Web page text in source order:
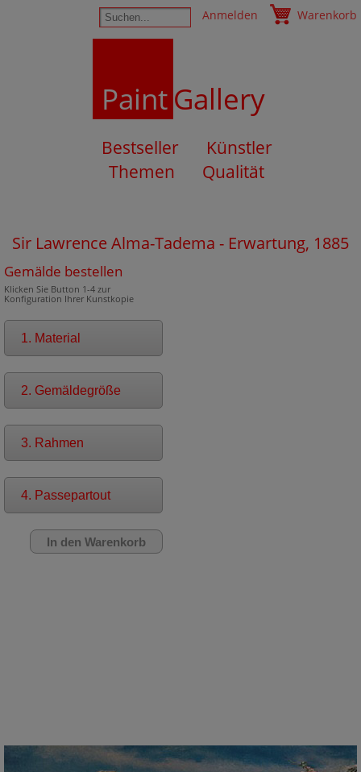
Anmelden Warenkorb
PaintGallery
Bestseller
Künstler
Themen
Qualität
Sir Lawrence Alma-Tadema - Erwartung, 1885
Gemälde bestellen
Klicken Sie Button 1-4 zur
Konfiguration Ihrer Kunstkopie
1. Material
2. Gemäldegröße
3. Rahmen
4. Passepartout